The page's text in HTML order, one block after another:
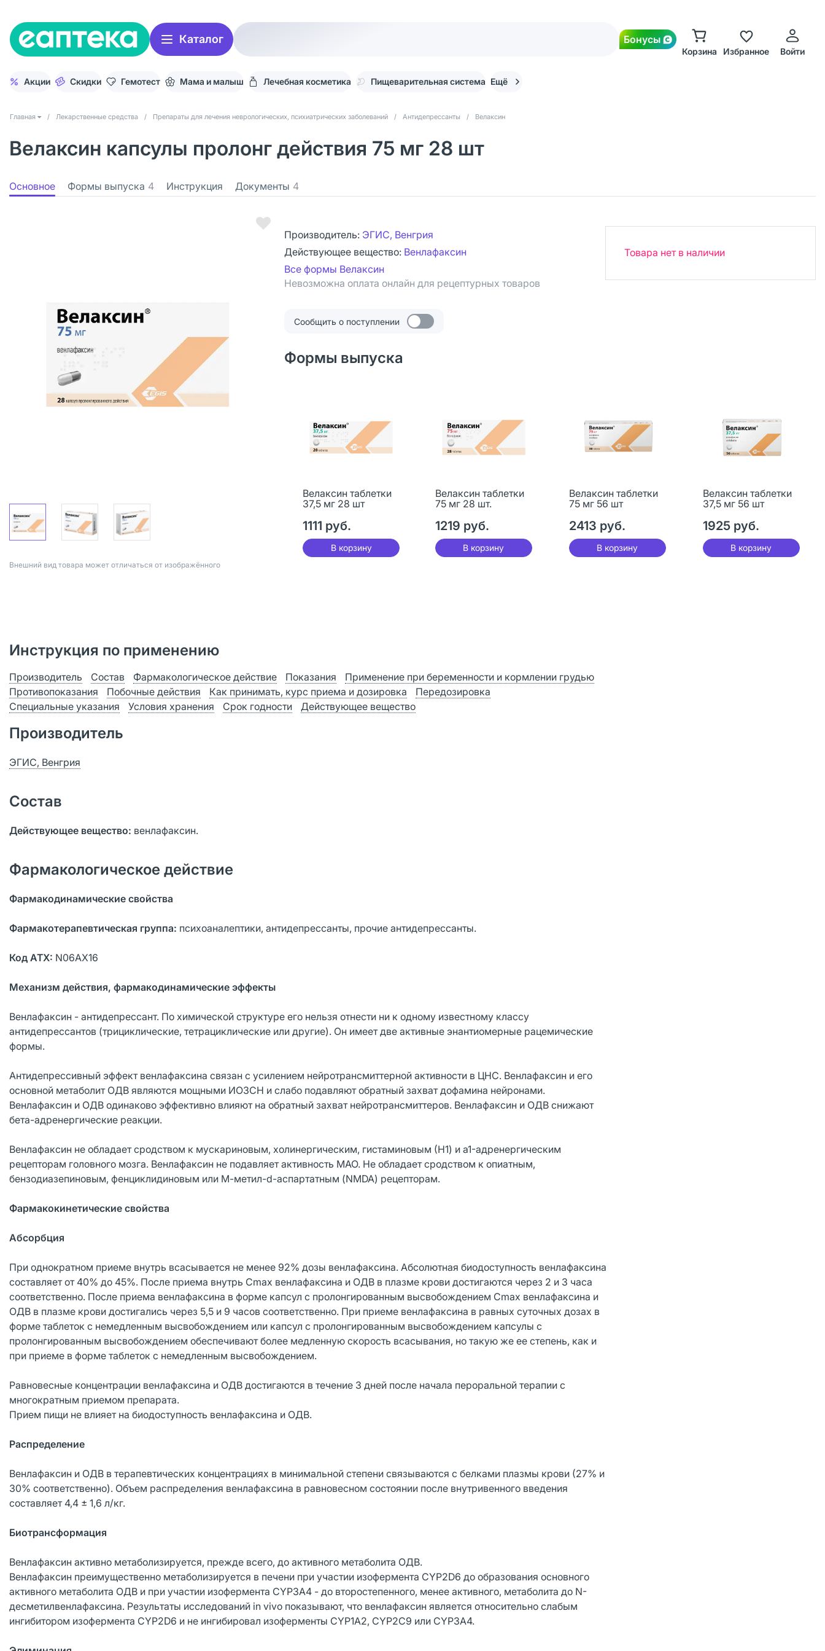
Каталог Бонусы
Корзина Избранное Войти
Акции Скидки Гемотест Мама и малыш Лечебная косметика Пищеварительная система Ещё
Главная / Лекарственные средства / Препараты для лечения неврологических, психиатрических заболеваний / Антидепрессанты / Велаксин
Велаксин капсулы пролонг действия 75 мг 28 шт
Основное Формы выпуска 4 Инструкция Документы 4
Bнешний вид товара может отличаться от изображённого
Производитель: ЭГИС, Венгрия
Действующее вещество: Венлафаксин
Все формы Велаксин
Невозможна оплата онлайн для рецептурных товаров
Товара нет в наличии
Сообщить о поступлении
Формы выпуска
Велаксин таблетки
37,5 мг 28 шт
1111 руб.
В корзину
Велаксин таблетки
75 мг 28 шт.
1219 руб.
В корзину
Велаксин таблетки
75 мг 56 шт
2413 руб.
В корзину
Велаксин таблетки
37,5 мг 56 шт
1925 руб.
В корзину
Инструкция по применению
Производитель Состав Фармакологическое действие Показания
Применение при беременности и кормлении грудью
Противопоказания
Побочные действия Как принимать, курс приема и дозировка
Передозировка
Специальные указания
Условия хранения Срок годности Действующее вещество
Производитель
ЭГИС, Венгрия
Состав
Действующее вещество: венлафаксин.
Фармакологическое действие
Фармакодинамические свойства
Фармакотерапевтическая группа: психоаналептики, антидепрессанты, прочие антидепрессанты.
Код АТХ: N06AX16
Механизм действия, фармакодинамические эффекты
Венлафаксин - антидепрессант. По химической структуре его нельзя отнести ни к одному известному классу
антидепрессантов (трициклические, тетрациклические или другие). Он имеет две активные энантиомерные рацемические
формы.
Антидепрессивный эффект венлафаксина связан с усилением нейротрансмиттерной активности в ЦНС. Венлафаксин и его
основной метаболит ОДВ являются мощными ИОЗСН и слабо подавляют обратный захват дофамина нейронами.
Венлафаксин и ОДВ одинаково эффективно влияют на обратный захват нейротрансмиттеров. Венлафаксин и ОДВ снижают
бета-адренергические реакции.
Венлафаксин не обладает сродством к мускариновым, холинергическим, гистаминовым (Н1) и a1-адренергическим
рецепторам головного мозга. Венлафаксин не подавляет активность МАО. Не обладает сродством к опиатным,
бензодиазепиновым, фенциклидиновым или М-метил-d-аспартатным (NMDA) рецепторам.
Фармакокинетические свойства
Абсорбция
При однократном приеме внутрь всасывается не менее 92% дозы венлафаксина. Абсолютная биодоступность венлафаксина
составляет от 40% до 45%. После приема внутрь Сmax венлафаксина и ОДВ в плазме крови достигаются через 2 и 3 часа
соответственно. После приема венлафаксина в форме капсул с пролонгированным высвобождением Сmax венлафаксина и
ОДВ в плазме крови достигались через 5,5 и 9 часов соответственно. При приеме венлафаксина в равных суточных дозах в
форме таблеток с немедленным высвобождением или капсул с пролонгированным высвобождением капсулы с
пролонгированным высвобождением обеспечивают более медленную скорость всасывания, но такую же ее степень, как и
при приеме в форме таблеток с немедленным высвобождением.
Равновесные концентрации венлафаксина и ОДВ достигаются в течение 3 дней после начала пероральной терапии с
многократным приемом препарата.
Прием пищи не влияет на биодоступность венлафаксина и ОДВ.
Распределение
Венлафаксин и ОДВ в терапевтических концентрациях в минимальной степени связываются с белками плазмы крови (27% и
30% соответственно). Объем распределения венлафаксина в равновесном состоянии после внутривенного введения
составляет 4,4 ± 1,6 л/кг.
Биотрансформация
Венлафаксин активно метаболизируется, прежде всего, до активного метаболита ОДВ.
Венлафаксин преимущественно метаболизируется в печени при участии изофермента CYP2D6 до образования основного
активного метаболита ОДВ и при участии изофермента CYP3A4 - до второстепенного, менее активного, метаболита до N-
десметилвенлафаксина. Результаты исследований in vivo показывают, что венлафаксин является относительно слабым
ингибитором изофермента CYP2D6 и не ингибировал изоферменты CYP1A2, CYP2C9 или CYP3A4.